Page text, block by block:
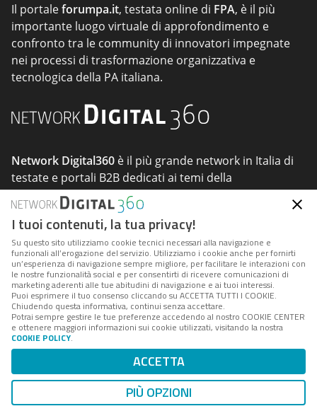
Il portaleforumpa.it, testata online di FPA, è il più
importante luogo virtuale di approfondimento e
confronto tra le community di innovatori impegnate
nei processi di trasformazione organizzativa e
tecnologica della PA italiana.
Network Digital360 è il più grande network in Italia di
testate e portali B2B dedicati ai temi della
Trasformazione Digitale e dell'innovazione
Imprenditoriale.
Seguici
About Tags Privacy & Cookie Cookie Center
Indirizzo:Via del Porto Fluviale 67/d – 00154 Roma
I tuoi contenuti, la tua privacy!
Su questo sito utilizziamo cookie tecnici necessari alla navigazione e
funzionali all’erogazione del servizio. Utilizziamo i cookie anche per fornirti
un’esperienza di navigazione sempre migliore, per facilitare le interazioni con
le nostre funzionalità social e per consentirti di ricevere comunicazioni di
marketing aderenti alle tue abitudini di navigazione e ai tuoi interessi.
Puoi esprimere il tuo consenso cliccando su ACCETTA TUTTI I COOKIE.
Chiudendo questa informativa, continui senza accettare.
Potrai sempre gestire le tue preferenze accedendo al nostro COOKIE CENTER
e ottenere maggiori informazioni sui cookie utilizzati, visitando la nostra
COOKIE POLICY.
ACCETTA
PIÙ OPZIONI